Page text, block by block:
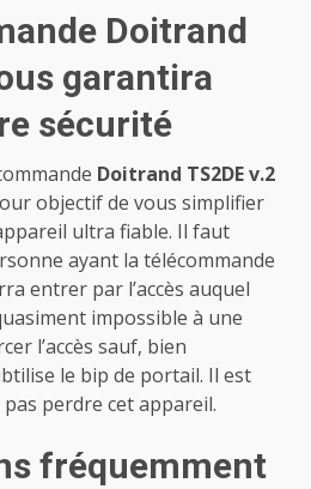
Doitrand
garantira
sécurité
Doitrand TS2DE v.2
objectif de vous simplifier
ultra fiable. Il faut
ayant la télécommande
entrer par l’accès auquel
impossible à une
l’accès sauf, bien
le bip de portail. Il est
perdre cet appareil.
fréquemment